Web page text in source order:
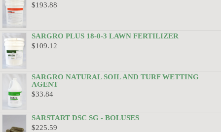
$193.88
SARGRO PLUS 18-0-3 LAWN FERTILIZER
$109.12
SARGRO NATURAL SOIL AND TURF WETTING
AGENT
$33.84
SARSTART DSC SG - BOLUSES
$225.59